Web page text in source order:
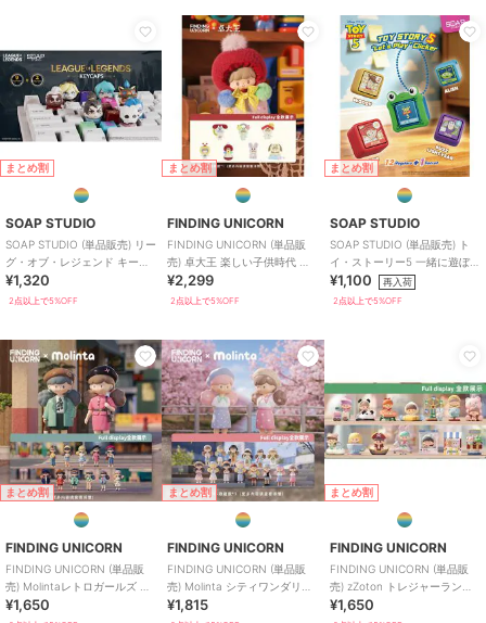
まとめ割
SOAP STUDIO
SOAP STUDIO (単品販売) リー
グ・オブ・レジェンド キーキ
ャップ ブラインドボックス
¥1,320
2点以上で5%OFF
まとめ割
FINDING UNICORN
FINDING UNICORN (単品販
売) 卓大王 楽しい子供時代 ビ
ニール プラッシュ
¥2,299
2点以上で5%OFF
まとめ割
SOAP STUDIO
SOAP STUDIO (単品販売) ト
イ・ストーリー5 一緒に遊ぼう
クリッカー ブラインド
¥1,100 再入荷
2点以上で5%OFF
まとめ割
FINDING UNICORN
FINDING UNICORN (単品販
売) Molintaレトロガールズ ブ
ラインド
¥1,650
まとめ割
FINDING UNICORN
FINDING UNICORN (単品販
売) Molinta シティワンダリン
グ ブラインド
¥1,815
まとめ割
FINDING UNICORN
FINDING UNICORN (単品販
売) zZoton トレジャーランド
ブラインド
¥1,650